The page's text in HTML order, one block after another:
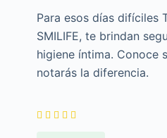
Para esos días difíciles
SMILIFE, te brindan
higiene íntima. Conoce
notarás la diferencia.
    